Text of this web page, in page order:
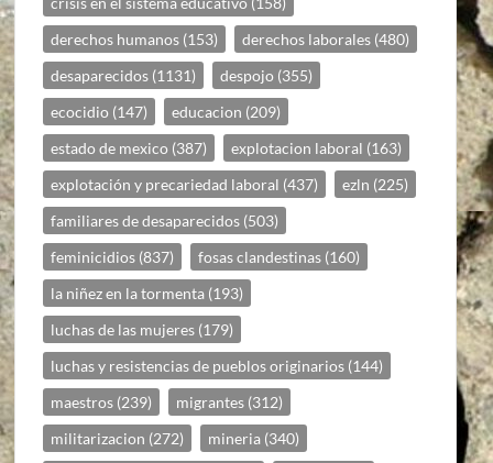
derechos humanos (153) derechos laborales (480)
desaparecidos (1131) despojo (355)
ecocidio (147) educacion (209)
estado de mexico (387) explotacion laboral (163)
explotación y precariedad laboral (437) ezln (225)
familiares de desaparecidos (503)
feminicidios (837) fosas clandestinas (160)
la niñez en la tormenta (193)
luchas de las mujeres (179)
luchas y resistencias de pueblos originarios (144)
maestros (239) migrantes (312)
militarizacion (272) mineria (340)